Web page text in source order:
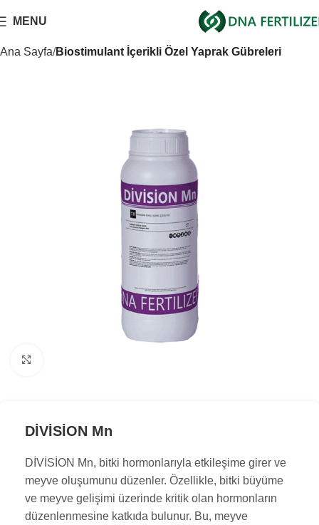
MENU
Ana Sayfa Biostimulant İçerikli Özel Yaprak Gübreleri
DİVİSİON Mn
DİVİSİON Mn, bitki hormonlarıyla etkileşime girer ve
meyve oluşumunu düzenler. Özellikle, bitki büyüme
ve meyve gelişimi üzerinde kritik olan hormonların
düzenlenmesine katkıda bulunur. Bu, meyve